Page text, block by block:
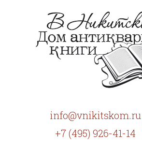
info@vnikitskom.ru
+7 (495) 926-41-14